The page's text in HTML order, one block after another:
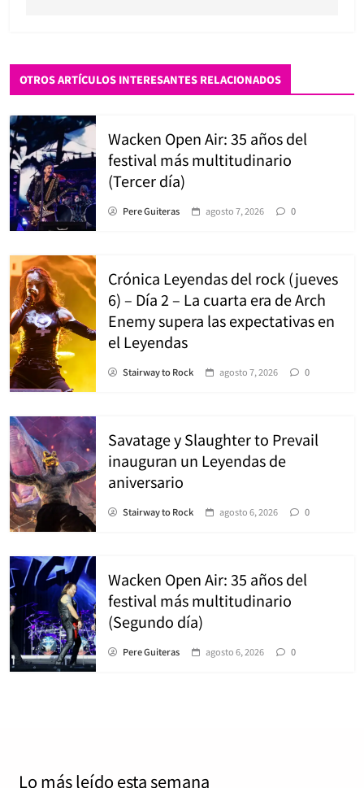
OTROS ARTÍCULOS INTERESANTES RELACIONADOS
Wacken Open Air: 35 años del
festival más multitudinario
(Tercer día)
Pere Guiteras agosto 7, 2026 0
Crónica Leyendas del rock (jueves
6) – Día 2 – La cuarta era de Arch
Enemy supera las expectativas en
el Leyendas
Stairway to Rock agosto 7, 2026 0
Savatage y Slaughter to Prevail
inauguran un Leyendas de
aniversario
Stairway to Rock agosto 6, 2026 0
Wacken Open Air: 35 años del
festival más multitudinario
(Segundo día)
Pere Guiteras agosto 6, 2026 0
Lo más leído esta semana